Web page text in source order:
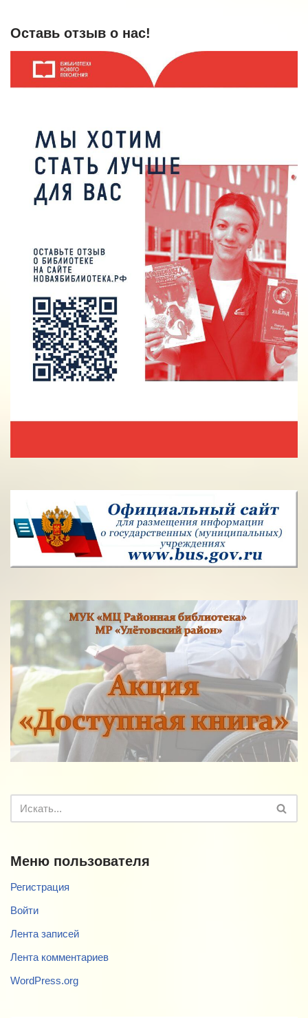
Оставь отзыв о нас!
Меню пользователя
Регистрация
Войти
Лента записей
Лента комментариев
WordPress.org